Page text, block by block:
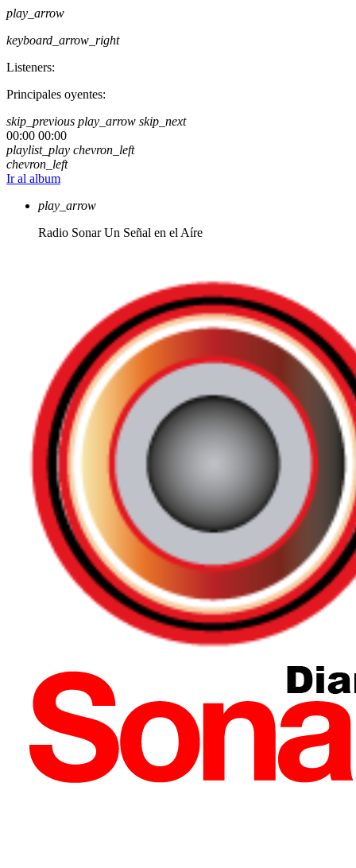
play_arrow
keyboard_arrow_right
Listeners:
Principales oyentes:
skip_previous play_arrow skip_next
00:00 00:00
playlist_play chevron_left
chevron_left
Ir al album
play_arrow
Radio Sonar Un Señal en el Aíre